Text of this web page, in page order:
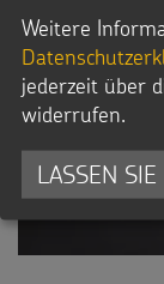
Weitere
jederzeit über
widerrufen.
LASSEN